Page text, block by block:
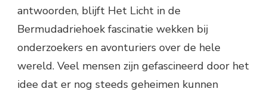
antwoorden, blijft Het Licht in de
Bermudadriehoek fascinatie wekken bij
onderzoekers en avonturiers over de hele
wereld. Veel mensen zijn gefascineerd door het
idee dat er nog steeds geheimen kunnen